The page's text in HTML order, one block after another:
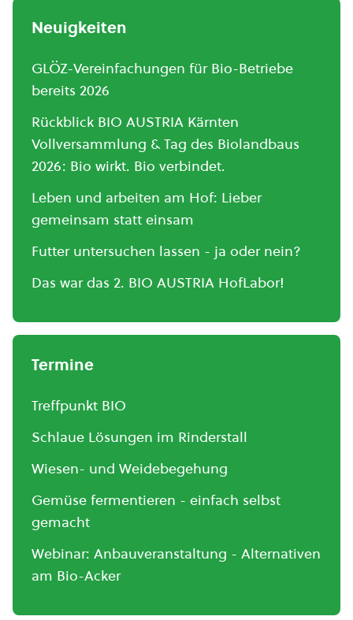
Neuigkeiten
GLÖZ-Vereinfachungen für Bio-Betriebe
bereits 2026
Rückblick BIO AUSTRIA Kärnten
Vollversammlung & Tag des Biolandbaus
2026: Bio wirkt. Bio verbindet.
Leben und arbeiten am Hof: Lieber
gemeinsam statt einsam
Futter untersuchen lassen - ja oder nein?
Das war das 2. BIO AUSTRIA HofLabor!
Termine
Treffpunkt BIO
Schlaue Lösungen im Rinderstall
Wiesen- und Weidebegehung
Gemüse fermentieren - einfach selbst
gemacht
Webinar: Anbauveranstaltung - Alternativen
am Bio-Acker